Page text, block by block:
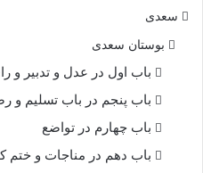
سعدی
بوستان سعدی
باب اول در عدل و تدبیر و
باب پنجم در باب تسلیم و
باب چهارم در تواضع
باب دهم در مناجات و ختم